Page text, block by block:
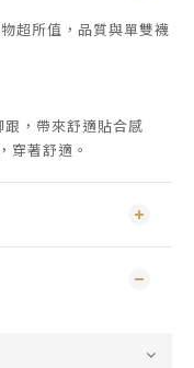
超所值，品質與單雙襪
，帶來舒適貼合感
穿著舒適。